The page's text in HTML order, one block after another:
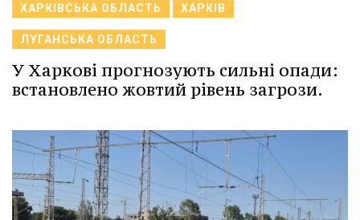
ХАРКІВСЬКА ОБЛАСТЬ ХАРКІВ
ЛУГАНСЬКА ОБЛАСТЬ
У Харкові прогнозують сильні опади:
встановлено жовтий рівень загрози.